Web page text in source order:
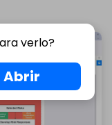
verlo?
Abrir